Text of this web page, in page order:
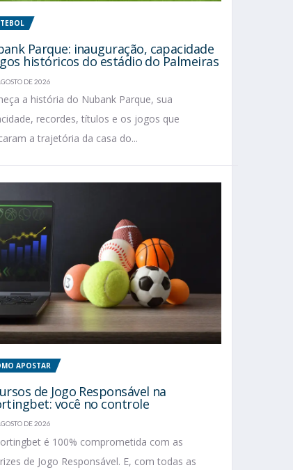
Parque: inauguração, capacidade
históricos do estádio do Palmeiras
DE 2026
a história do Nubank Parque, sua
recordes, títulos e os jogos que
a trajetória da casa do...
APOSTAR
de Jogo Responsável na
você no controle
DE 2026
é 100% comprometida com as
de Jogo Responsável. E, com todas as